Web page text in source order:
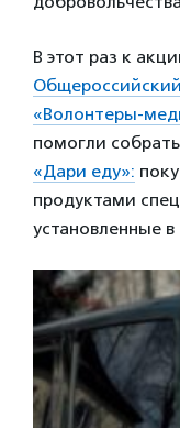
В этот раз к
«Волонтеры-
помогли
«Дари еду»:
продуктами
установленные